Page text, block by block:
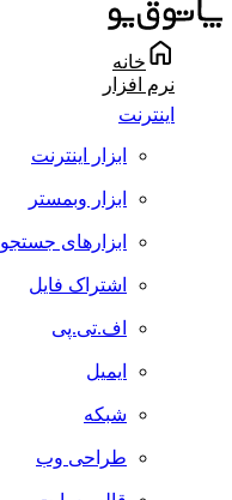
خانه
نرم افزار
اینترنت
ابزار اینترنت
ابزار وبمستر
ابزارهای جستجو
اشتراک فایل
اف.تی.پی
ایمیل
شبکه
طراحی وب